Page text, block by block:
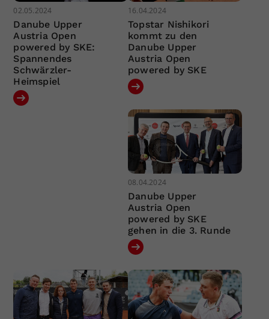
02.05.2024
Danube Upper
Austria Open
powered by SKE:
Spannendes
Schwärzler-
Heimspiel
16.04.2024
Topstar Nishikori
kommt zu den
Danube Upper
Austria Open
powered by SKE
08.04.2024
Danube Upper
Austria Open
powered by SKE
gehen in die 3. Runde